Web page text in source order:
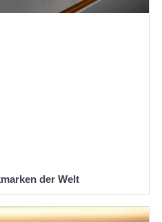
der Welt